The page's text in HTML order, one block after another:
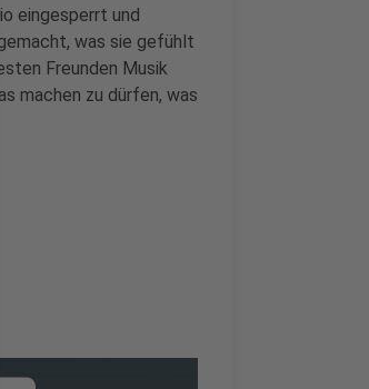
eingesperrt und
was sie gefühlt
Freunden Musik
machen zu dürfen, was